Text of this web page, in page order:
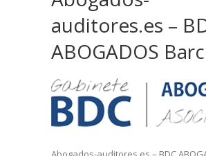
auditores.es –
ABOGADOS